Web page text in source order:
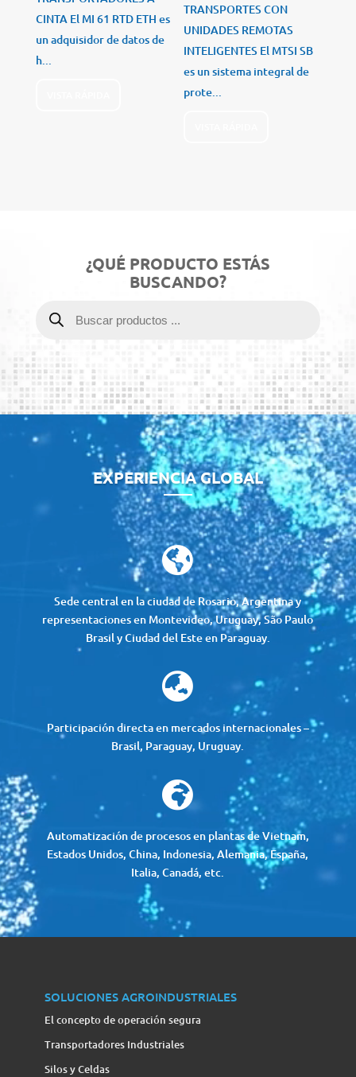
CINTA El MI 61 RTD ETH es
un adquisidor de datos de
h...
TRANSPORTES CON
UNIDADES REMOTAS
INTELIGENTES El MTSI SB
es un sistema integral de
prote...
¿QUÉ PRODUCTO ESTÁS
BUSCANDO?
productos
Reproductor
EXPERIENCIA GLOBAL

Sede central en la ciudad de Rosario, Argentina y
representaciones en Montevideo, Uruguay, São Paulo
Brasil y Ciudad del Este en Paraguay.

Participación directa en mercados internacionales –
Brasil, Paraguay, Uruguay.

Automatización de procesos en plantas de Vietnam,
Estados Unidos, China, Indonesia, Alemania, España,
Italia, Canadá, etc.
SOLUCIONES AGROINDUSTRIALES
El concepto de operación segura
Transportadores Industriales
Silos y Celdas